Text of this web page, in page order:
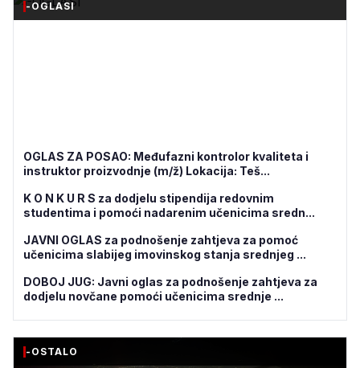
-OGLASI
OGLAS ZA POSAO: Međufazni kontrolor kvaliteta i
instruktor proizvodnje (m/ž) Lokacija: Teš...
K O N K U R S za dodjelu stipendija redovnim
studentima i pomoći nadarenim učenicima sredn...
JAVNI OGLAS za podnošenje zahtjeva za pomoć
učenicima slabijeg imovinskog stanja srednjeg ...
DOBOJ JUG: Javni oglas za podnošenje zahtjeva za
dodjelu novčane pomoći učenicima srednje ...
-OSTALO